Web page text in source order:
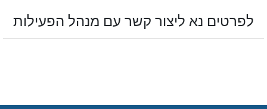
לפרטים נא ליצור קשר עם מנהל הפעילות